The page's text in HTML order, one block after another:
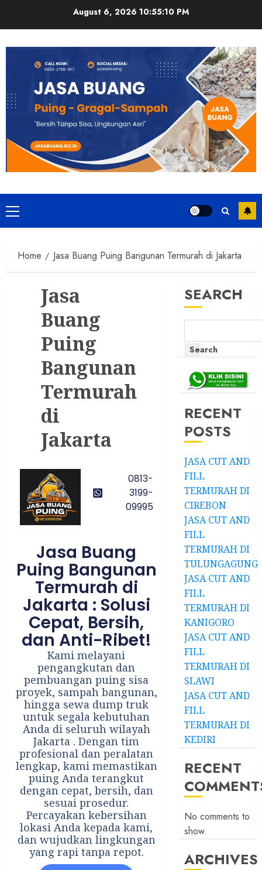
August 6, 202610:55:11 PM
Home Jasa Buang Puing Bangunan Termurah di Jakarta
Jasa
Buang
Puing
Bangunan
Termurah
di
Jakarta
0813-
3199-
09995
Jasa Buang
Puing Bangunan
Termurah di
Jakarta : Solusi
Cepat, Bersih,
dan Anti-Ribet!
Kami melayani
pengangkutan dan
pembuangan puing sisa
proyek, sampah bangunan,
hingga sewa dump truk
untuk segala kebutuhan
Anda di seluruh wilayah
Jakarta . Dengan tim
profesional dan peralatan
lengkap, kami memastikan
puing Anda terangkut
dengan cepat, bersih, dan
sesuai prosedur.
Percayakan kebersihan
lokasi Anda kepada kami,
dan wujudkan lingkungan
yang rapi tanpa repot.
SEARCH
Search
RECENT
POSTS
JASA CUT AND
FILL
TERMURAH DI
CIREBON
JASA CUT AND
FILL
TERMURAH DI
TULUNGAGUNG
JASA CUT AND
FILL
TERMURAH DI
KANIGORO
JASA CUT AND
FILL
TERMURAH DI
SLAWI
JASA CUT AND
FILL
TERMURAH DI
KEDIRI
RECENT
No comments to
show.
ARCHIVES